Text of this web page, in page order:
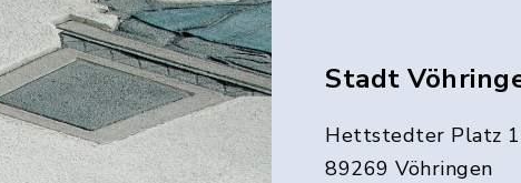
Stadt
Hettstedter Platz 1
89269 Vöhringen